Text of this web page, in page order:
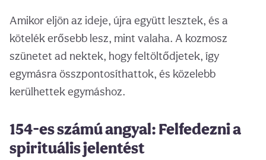
Amikor eljön az ideje, újra együtt lesztek, és a
kötelék erősebb lesz, mint valaha. A kozmosz
szünetet ad nektek, hogy feltöltődjetek, így
egymásra összpontosíthattok, és közelebb
kerülhettek egymáshoz.
154-es számú angyal: Felfedezni a
spirituális jelentést